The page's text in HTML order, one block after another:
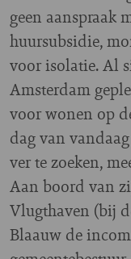
geen aanspraak
huursubsidie,
voor isolatie. Al
Amsterdam
voor wonen op
dag van
ver te zoeken,
Aan boord van
Vlugthaven (bij
Blaauw de